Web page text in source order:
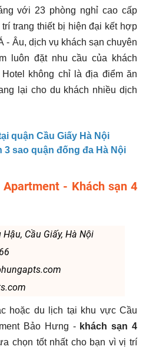
với 23 phòng nghỉ cao cấp
trang thiết bị hiện đại kết hợp
- Âu, dịch vụ khách sạn chuyên
luôn đặt nhu cầu của khách
không chỉ là địa điểm ăn
lại cho du khách nhiều dịch
quận Cầu Giấy Hà Nội
sao quận đống đa Hà Nội
- Khách sạn 4
Cầu Giấy, Hà Nội
hoặc du lịch tại khu vực Cầu
Bảo Hưng - khách sạn 4
chọn tốt nhất cho bạn vì vị trí